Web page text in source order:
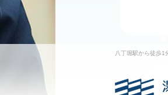
八丁堀駅から徒歩1